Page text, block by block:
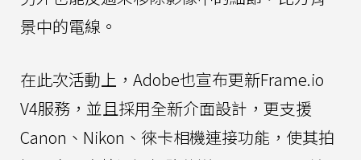
景中的電線。
在此次活動上，Adobe也宣布更新Frame.io
V4服務，並且採用全新介面設計，更支援
Canon、Nikon、徠卡相機連接功能，使其拍